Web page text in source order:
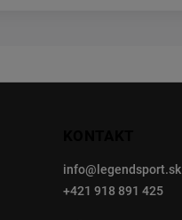
info@ legendsport.sk
+421 918 891 425